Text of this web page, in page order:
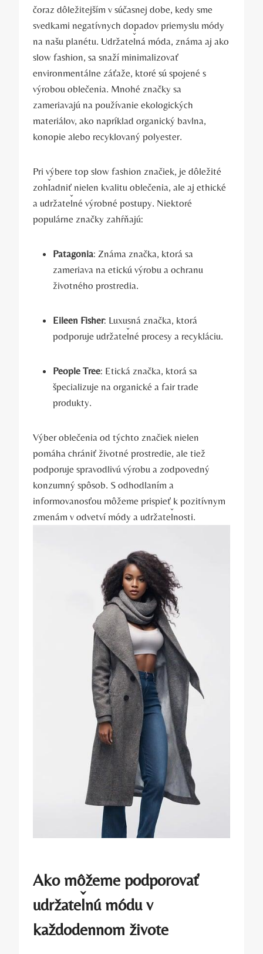
čoraz dôležitejším v súčasnej dobe, kedy sme
svedkami negatívnych dopadov priemyslu módy
na našu planétu. Udržateľná móda, známa aj ako
slow fashion, sa snaží minimalizovať
environmentálne záťaže, ktoré sú spojené s
výrobou oblečenia. Mnohé značky sa
zameriavajú na používanie ekologických
materiálov, ako napríklad organický bavlna,
konopie alebo recyklovaný polyester.
Pri výbere top slow fashion značiek, je dôležité
zohľadniť nielen kvalitu oblečenia, ale aj ethické
a udržateľné výrobné postupy. Niektoré
populárne značky zahŕňajú:
Patagonia: Známa značka, ktorá sa
zameriava na etickú výrobu a ochranu
životného prostredia.
Eileen Fisher: Luxusná značka, ktorá
podporuje udržateľné procesy a recykláciu.
People Tree: Etická značka, ktorá sa
špecializuje na organické a fair trade
produkty.
Výber oblečenia od týchto značiek nielen
pomáha chrániť životné prostredie, ale tiež
podporuje spravodlivú výrobu a zodpovedný
konzumný spôsob. S odhodlaním a
informovanosťou môžeme prispieť k pozitívnym
zmenám v odvetví módy a udržateľnosti.
Ako môžeme podporovať
udržateľnú módu v
každodennom živote